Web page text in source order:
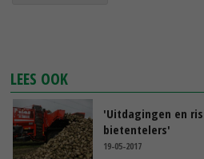
LEES OOK
'Uitdagingen en
bietentelers'
19-05-2017